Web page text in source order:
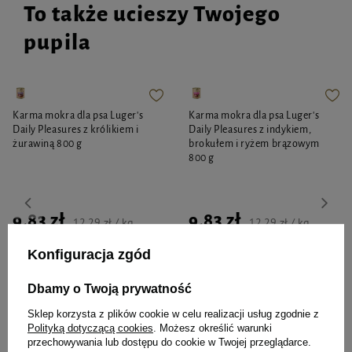
To także ucieszy Twojego
pupila
Karma mokra dla psa Luger's
Daily Pleasures z królikiem i
żurawiną 800 g
9,83 zł 12,29 zł / kg
- +
Do koszyka
Karma mokra dla psa Luger's
Daily Pleasures z indykiem,
brokułem i ryżem brązowym
800 g
9,83 zł 12,29 zł / kg
Konfiguracja zgód
Dbamy o Twoją prywatność
Sklep korzysta z plików cookie w celu realizacji usług zgodnie z
Polityką dotyczącą cookies . Możesz określić warunki
przechowywania lub dostępu do cookie w Twojej przeglądarce.